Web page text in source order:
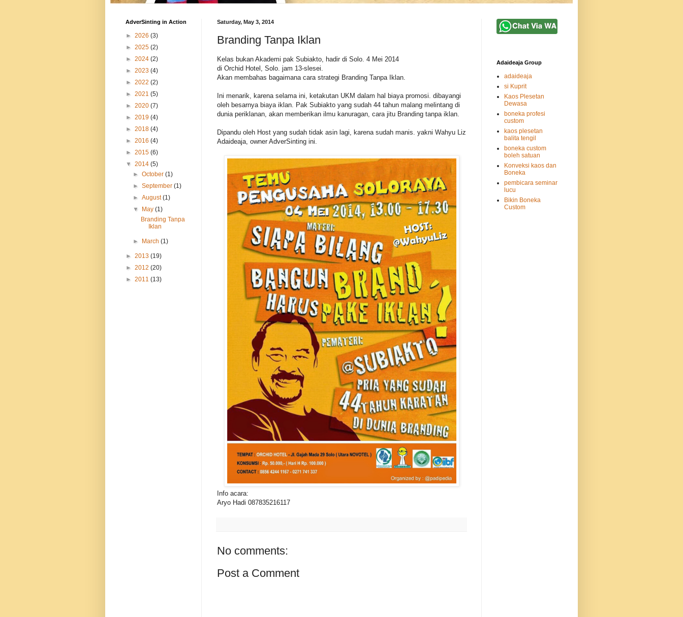
Saturday, May 3, 2014
Branding Tanpa Iklan
Kelas bukan Akademi pak Subiakto, hadir di Solo. 4 Mei 2014
di Orchid Hotel, Solo. jam 13-slesei.
Akan membahas bagaimana cara strategi Branding Tanpa Iklan.
Ini menarik, karena selama ini, ketakutan UKM dalam hal biaya promosi. dibayangi
oleh besarnya biaya iklan. Pak Subiakto yang sudah 44 tahun malang melintang di
dunia periklanan, akan memberikan ilmu kanuragan, cara jitu Branding tanpa iklan.
Dipandu oleh Host yang sudah tidak asin lagi, karena sudah manis. yakni Wahyu Liz
Adaideaja, owner AdverSinting ini.
Info acara:
Aryo Hadi 087835216117
No comments:
Post a Comment
AdverSinting in Action
► 2026 (3)
► 2025 (2)
► 2024 (2)
► 2023 (4)
► 2022 (2)
► 2021 (5)
► 2020 (7)
► 2019 (4)
► 2018 (4)
► 2016 (4)
► 2015 (6)
▼ 2014 (5)
►October(1)
►September(1)
►August(1)
▼
May(1)
Branding Tanpa
Iklan
► March(1)
► 2013 (19)
► 2012 (20)
► 2011 (13)
Adaideaja Group
adaideaja
si Kuprit
Kaos Plesetan
Dewasa
boneka profesi
custom
kaos plesetan
balita tengil
boneka custom
boleh satuan
Konveksi kaos dan
Boneka
pembicara seminar
lucu
Bikin Boneka
Custom